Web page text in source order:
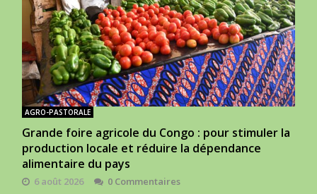
AGRO-PASTORALE
Grande foire agricole du Congo : pour stimuler la
production locale et réduire la dépendance
alimentaire du pays
6 août 2026 0 Commentaires